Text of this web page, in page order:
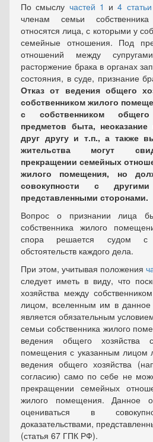
По смыслу частей 1 и4
членам семьи
относятся лица, с которыми у
семейные отношения. Под
отношений между
расторжение брака в органах
состояния, в суде, признание
Отказ от ведения общего
собственником жилого
с собственником
предметов быта,
друг другу и т.п., а также
жительства могут
прекращении семейных
жилого помещения, но
совокупности с другими
представленными сторонами.
Вопрос о признании лица
собственника жилого
спора решается судом с
обстоятельств каждого дела.
При этом, учитывая положения
следует иметь в виду, что
хозяйства между
лицом, вселенным им в
является обязательным
семьи собственника жилого
ведения общего хозяйства
помещения с указанным лицом
ведения общего хозяйства
согласию) само по себе не
прекращении семейных
жилого помещения. Данное
оцениваться в
доказательствами,
(статья 67 ГПК РФ).